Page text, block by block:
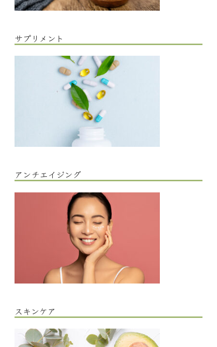
サプリメント
アンチエイジング
スキンケア